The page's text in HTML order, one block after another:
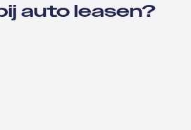
auto leasen?